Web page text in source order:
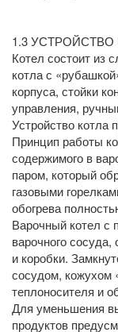
1.3
Котел состоит из
котла с
корпуса, стойки
управления,
Устройство котла
Принцип работы
содержимого в
паром, который
газовыми
обогрева
Варочный котел с
варочного
и коробки.
сосудом, кожухом
теплоносителя и
Для уменьшения
продуктов